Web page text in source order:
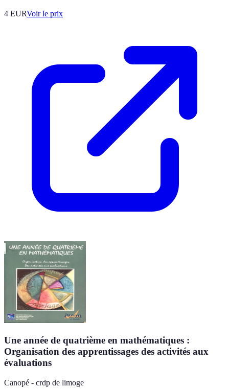
4 EURVoir le prix
Une année de quatrième en mathématiques :
Organisation des apprentissages des activités aux
évaluations
Canopé - crdp de limoge